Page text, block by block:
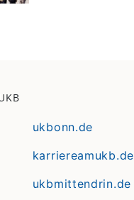
ukbonn.de
karriereamukb.de
ukbmittendrin.de